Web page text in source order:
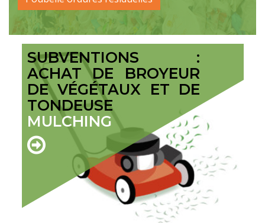
SUBVENTIONS :
ACHAT DE BROYEUR
DE VÉGÉTAUX ET DE
TONDEUSE
MULCHING